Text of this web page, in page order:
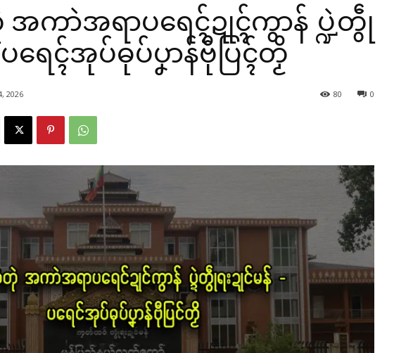
အကာဲအရာပရေၚ်ဍုၚ်ကွာန် ပ္ဍဲတွဵု
ပရေၚ်အုပ်ဓုပ်ပၞာန်ဗီုပြၚ်တၟိ
2026 0
80